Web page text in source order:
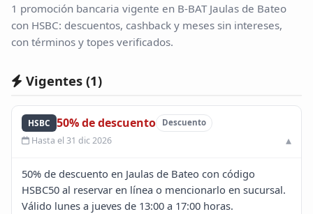
Calculadoras
Promociones
Blog
Infinito
1 promoción bancaria vigente en B-BAT Jaulas de Bateo
con HSBC: descuentos, cashback y meses sin intereses,
con términos y topes verificados.
Vigentes (1)
HSBC 50% de descuento Descuento
Hasta el 31 dic 2026
50% de descuento en Jaulas de Bateo con código
HSBC50 al reservar en línea o mencionarlo en sucursal.
Válido lunes a jueves de 13:00 a 17:00 horas.